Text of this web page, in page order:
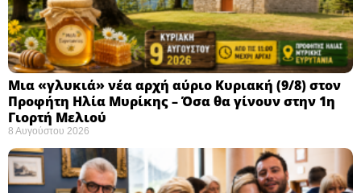
Μια «γλυκιά» νέα αρχή αύριο Κυριακή (9/8) στον
Προφήτη Ηλία Μυρίκης – Όσα θα γίνουν στην 1η
Γιορτή Μελιού
8 Αυγούστου 2026